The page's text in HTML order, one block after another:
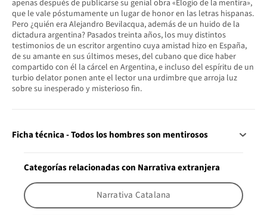
apenas después de publicarse su genial obra «Elogio de la mentira»,
que le vale póstumamente un lugar de honor en las letras hispanas.
Pero ¿quién era Alejandro Bevilacqua, además de un huido de la
dictadura argentina? Pasados treinta años, los muy distintos
testimonios de un escritor argentino cuya amistad hizo en España,
de su amante en sus últimos meses, del cubano que dice haber
compartido con él la cárcel en Argentina, e incluso del espíritu de un
turbio delator ponen ante el lector una urdimbre que arroja luz
sobre su inesperado y misterioso fin.
Ficha técnica - Todos los hombres son mentirosos
Categorías relacionadas con Narrativa extranjera
Narrativa Catalana